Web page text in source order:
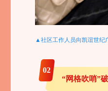
▲社区工作人员向凯谊世纪
02
“网格吹哨”